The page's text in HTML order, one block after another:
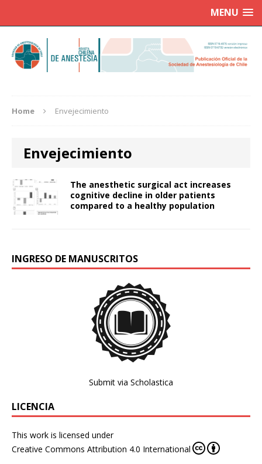
MENU
Home Envejecimiento
Envejecimiento
The anesthetic surgical act increases
cognitive decline in older patients
compared to a healthy population
INGRESO DE MANUSCRITOS
Submit via Scholastica
LICENCIA
This work is licensed under
Creative Commons Attribution 4.0 International